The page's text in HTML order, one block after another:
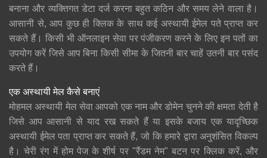
बनाना और व्यक्तिगत डेटा दर्ज करना बहुत कठिन और समय लेने वाला है।
आसानी से, आप कुछ ही क्लिक के साथ कई अस्थायी ईमेल पते प्राप्त कर
सकते हैं। किसी भी ऑनलाइन सेवा पर पंजीकरण करने के लिए इन पतों का
उपयोग करें जिसे आप बिना किसी सीमा के जितनी बार चाहें उतनी बार पसंद
करते हैं।
एक अस्थायी मेल कैसे बनाएं
मोहमल अस्थायी मेल सेवा आपको एक नाम और डोमेन चुनने की क्षमता देती है
जिसे आप आसानी से याद रख सकते हैं या इसके बजाय एक यादृच्छिक
अस्थायी ईमेल पता प्राप्त कर सकते हैं, जो कि हमारे द्वारा अनुशंसित विकल्प
है। चेरी रंग में होम पेज के शीर्ष पर "रैंडम नेम" बटन पर क्लिक करें, और